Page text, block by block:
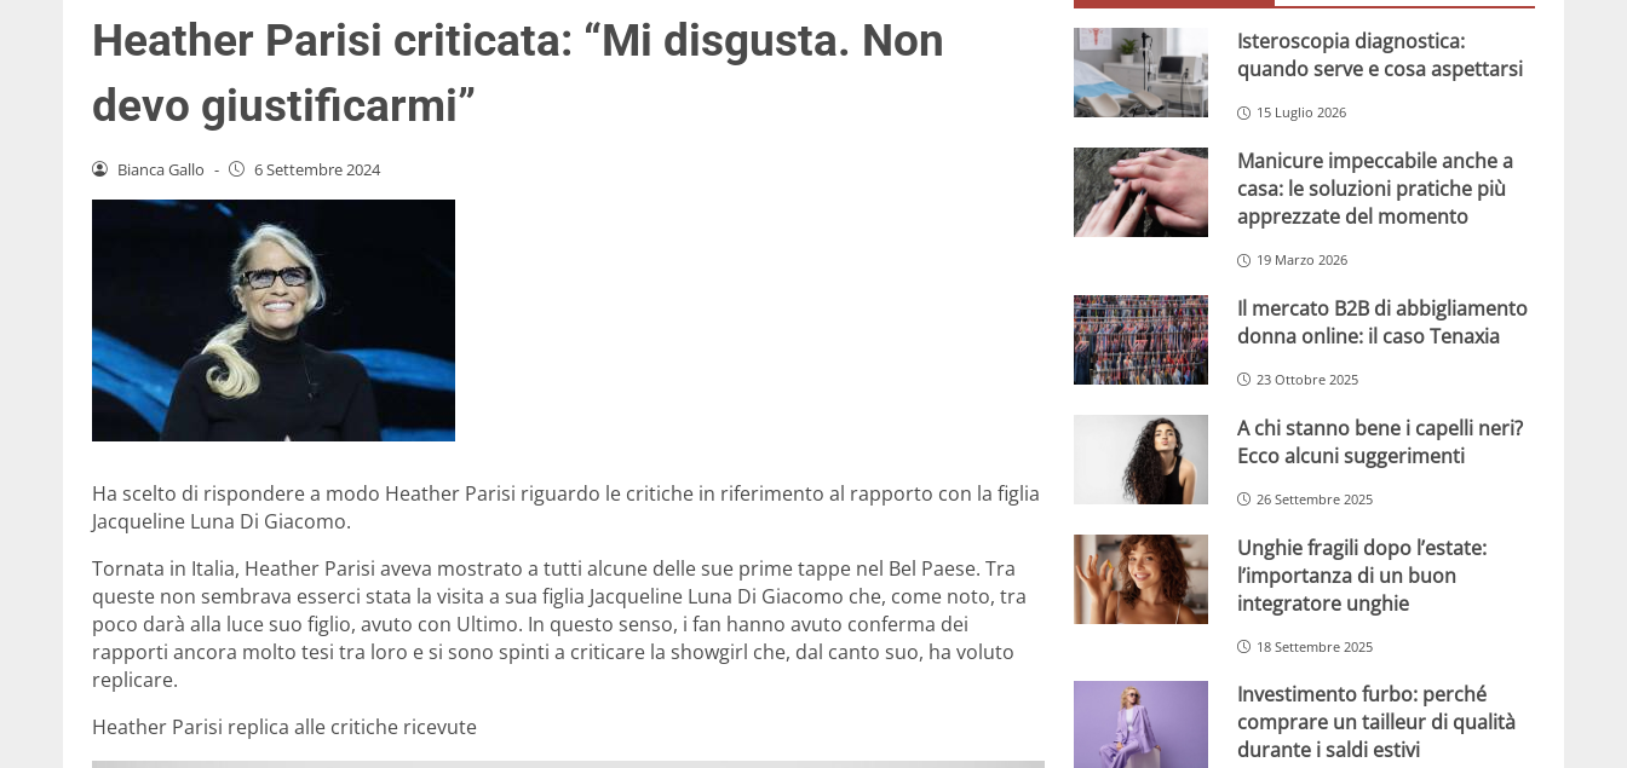
Heather Parisi criticata: “Mi disgusta. Non
devo giustificarmi”
Bianca Gallo - 6 Settembre 2024
Ha scelto di rispondere a modo Heather Parisi riguardo le critiche in riferimento al rapporto con la figlia
Jacqueline Luna Di Giacomo.
Tornata in Italia, Heather Parisi aveva mostrato a tutti alcune delle sue prime tappe nel Bel Paese. Tra
queste non sembrava esserci stata la visita a sua figlia Jacqueline Luna Di Giacomo che, come noto, tra
poco darà alla luce suo figlio, avuto con Ultimo. In questo senso, i fan hanno avuto conferma dei
rapporti ancora molto tesi tra loro e si sono spinti a criticare la showgirl che, dal canto suo, ha voluto
replicare.
Heather Parisi replica alle critiche ricevute
Isteroscopia diagnostica:
quando serve e cosa aspettarsi
15 Luglio 2026
Manicure impeccabile anche a
casa: le soluzioni pratiche più
apprezzate del momento
19 Marzo 2026
Il mercato B2B di abbigliamento
donna online: il caso Tenaxia
23 Ottobre 2025
A chi stanno bene i capelli neri?
Ecco alcuni suggerimenti
26 Settembre 2025
Unghie fragili dopo l’estate:
l’importanza di un buon
integratore unghie
18 Settembre 2025
Investimento furbo: perché
comprare un tailleur di qualità
durante i saldi estivi